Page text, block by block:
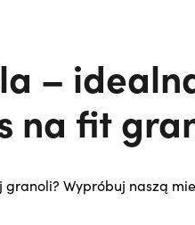
–
na fit
Wypróbuj naszą